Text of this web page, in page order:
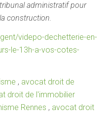
administratif pour
construction.
videpo-dechetterie-en-
le-13h-a-vos-cotes-
, avocat droit de
droit de l'immobilier
Rennes , avocat droit